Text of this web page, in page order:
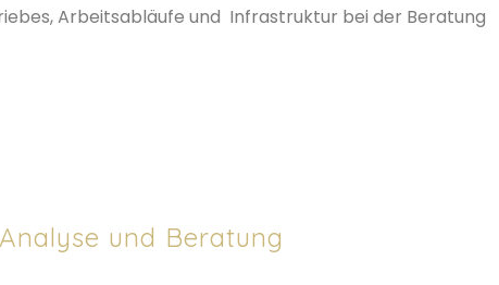
Arbeitsabläufe und Infrastruktur bei der Beratung
und Beratung